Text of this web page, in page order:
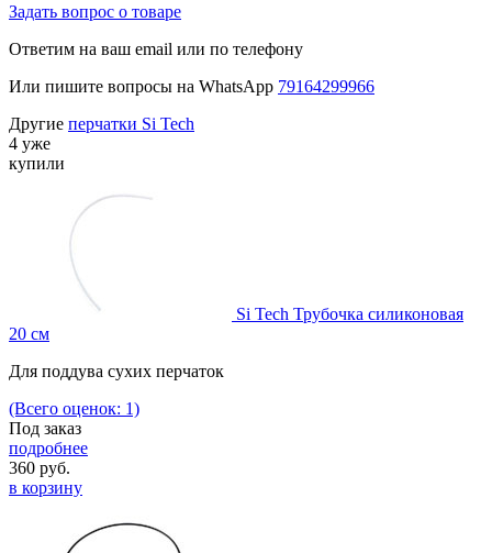
Задать вопрос о товаре
Ответим на ваш email или по телефону
Или пишите вопросы на WhatsApp 79164299966
Другие перчатки Si Tech
4 уже
купили
Si Tech Трубочка силиконовая
20 см
Для поддува сухих перчаток
(Всего оценок: 1)
Под заказ
подробнее
360 руб.
в корзину